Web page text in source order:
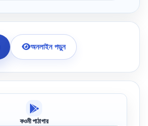
অনলাইন পড়ুন
কওমী পাঠাগার